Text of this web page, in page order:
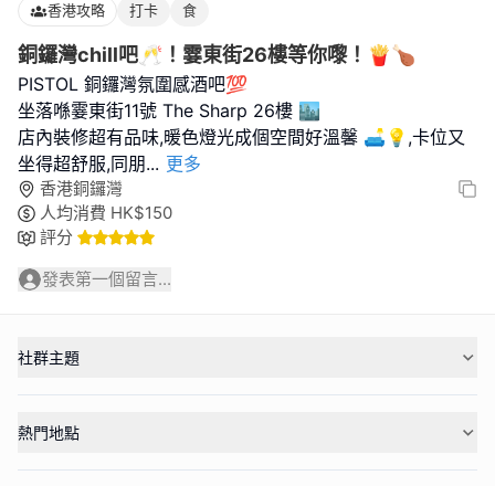
香港攻略 打卡 食
銅鑼灣chill吧🥂！霎東街26樓等你嚟！🍟🍗
PISTOL 銅鑼灣氛圍感酒吧💯
坐落喺霎東街11號 The Sharp 26樓 🏙️
店內裝修超有品味,暖色燈光成個空間好溫馨 🛋️💡,卡位又
坐得超舒服,同朋... 更多
香港銅鑼灣
人均消費 HK$150
評分
發表第一個留言...
社群主題
熱門地點